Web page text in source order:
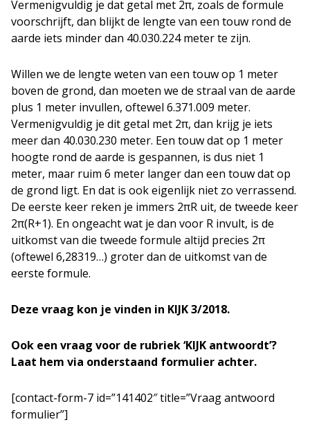
Vermenigvuldig je dat getal met 2π, zoals de formule
voorschrijft, dan blijkt de lengte van een touw rond de
aarde iets minder dan 40.030.224 meter te zijn.
Willen we de lengte weten van een touw op 1 meter
boven de grond, dan moeten we de straal van de aarde
plus 1 meter invullen, oftewel 6.371.009 meter.
Vermenigvuldig je dit getal met 2π, dan krijg je iets
meer dan 40.030.230 meter. Een touw dat op 1 meter
hoogte rond de aarde is gespannen, is dus niet 1
meter, maar ruim 6 meter langer dan een touw dat op
de grond ligt. En dat is ook eigenlijk niet zo verrassend.
De eerste keer reken je immers 2πR uit, de tweede keer
2π(R+1). En ongeacht wat je dan voor R invult, is de
uitkomst van die tweede formule altijd precies 2π
(oftewel 6,28319…) groter dan de uitkomst van de
eerste formule.
Deze vraag kon je vinden in KIJK 3/2018.
Ook een vraag voor de rubriek ‘KIJK antwoordt’?
Laat hem via onderstaand formulier achter.
[contact-form-7 id=”141402″ title=”Vraag antwoord
formulier”]